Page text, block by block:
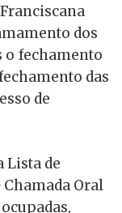
dos
o fechamento
das
de
Lista de
Chamada Oral